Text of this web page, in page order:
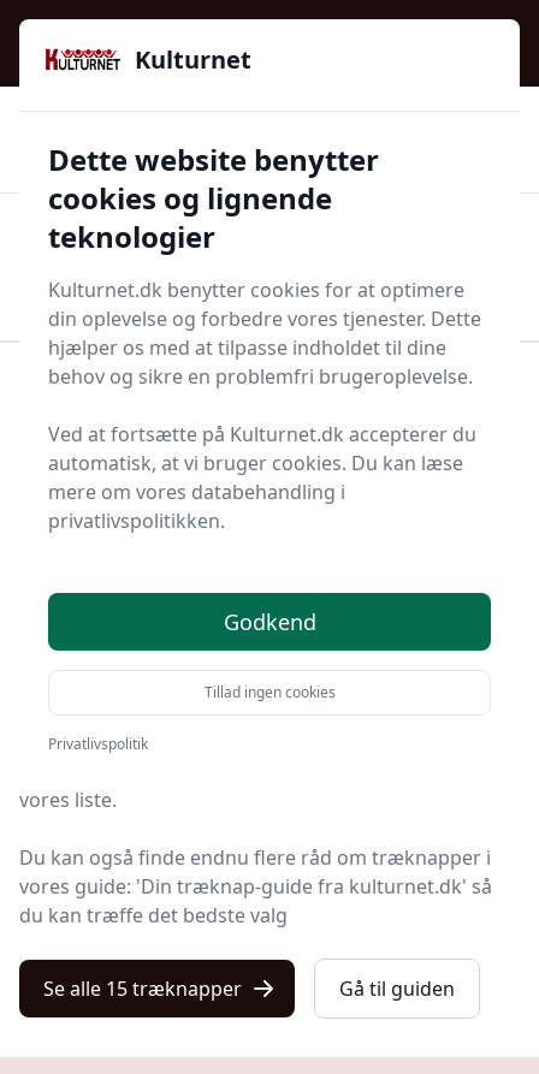
Kulturnet - Alt Det Gode I Livet | Din Kulturguide Siden
2016
97 kategorier 👍Kun godkendte butikker
Start søgning
Bolig og indretning
Indretning
Bedste træknapper og
tilbud - top 15
Du er kommet til det rette sted! På Kulturnet har vi
udvalgt 15 af de bedste træknapper, så du får det
optimale køb.
Så uanset om du vægter høj kvalitet, allerede har en
specifik model i tankerne, leder efter gode priser eller
vores liste.
Du kan også finde endnu flere råd om træknapper i
vores guide: 'Din træknap-guide fra kulturnet.dk' så
du kan træffe det bedste valg
Se alle 15 træknapper Gå til guiden
Kulturnet
Dette website benytter
cookies og lignende
teknologier
Kulturnet.dk benytter cookies for at optimere
din oplevelse og forbedre vores tjenester. Dette
hjælper os med at tilpasse indholdet til dine
behov og sikre en problemfri brugeroplevelse.
Ved at fortsætte på Kulturnet.dk accepterer du
automatisk, at vi bruger cookies. Du kan læse
mere om vores databehandling i
privatlivspolitikken.
Godkend
Tillad ingen cookies
Privatlivspolitik